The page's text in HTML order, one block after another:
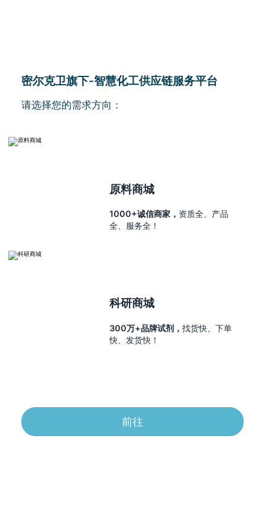
密尔克卫旗下-智慧化工供应链服务平台
请选择您的需求方向：
原料商城
1000+诚信商家， 资质全、产品
全、服务全！
科研商城
300万+品牌试剂，找货快、下单
快、发货快！
前往